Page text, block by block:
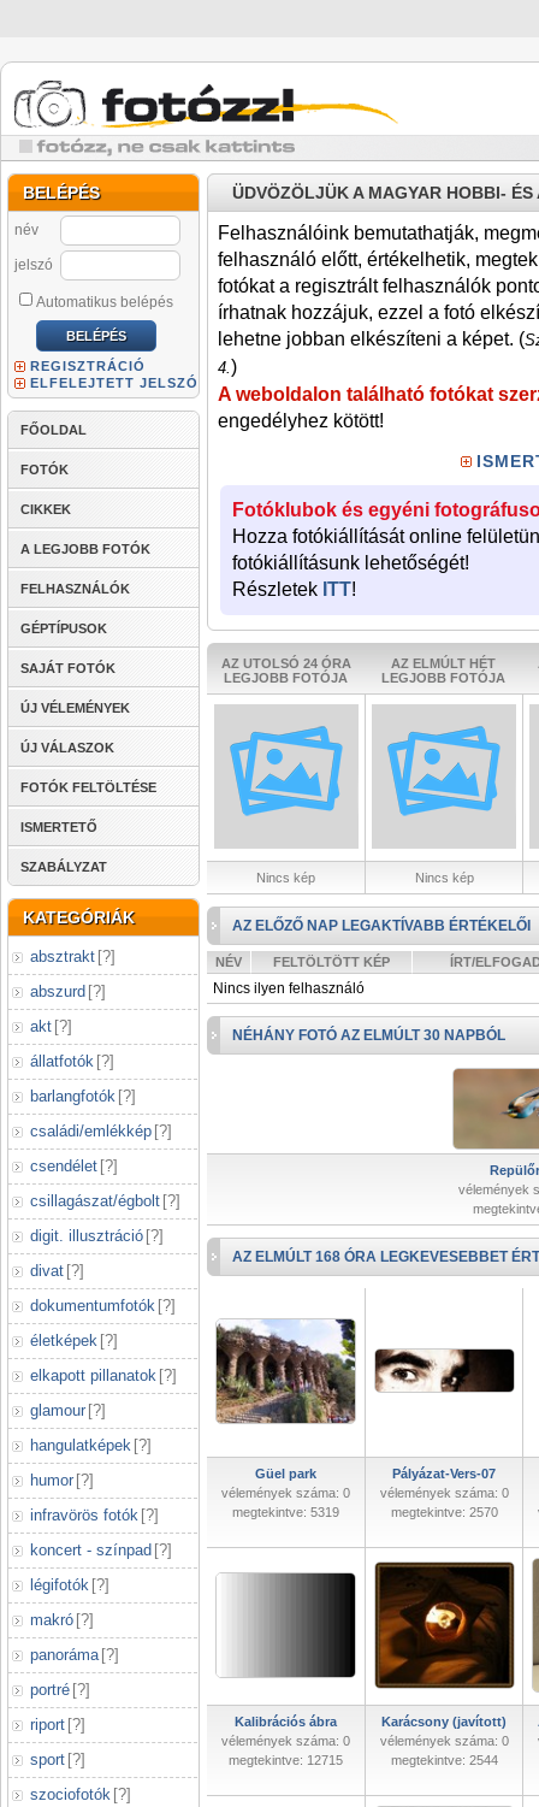
BELÉPÉS
név
jelszó
Automatikus belépés
REGISZTRÁCIÓ
ELFELEJTETT JELSZÓ
FŐOLDAL
FOTÓK
CIKKEK
A LEGJOBB FOTÓK
FELHASZNÁLÓK
GÉPTÍPUSOK
SAJÁT FOTÓK
ÚJ VÉLEMÉNYEK
ÚJ VÁLASZOK
FOTÓK FELTÖLTÉSE
ISMERTETŐ
SZABÁLYZAT
KATEGÓRIÁK
absztrakt [?]
abszurd [?]
akt [?]
állatfotók [?]
barlangfotók [?]
családi/emlékkép [?]
csendélet [?]
csillagászat/égbolt [?]
digit. illusztráció [?]
divat [?]
dokumentumfotók [?]
életképek [?]
elkapott pillanatok [?]
glamour [?]
hangulatképek [?]
humor [?]
infravörös fotók [?]
koncert - színpad [?]
légifotók [?]
makró [?]
panoráma [?]
portré [?]
riport [?]
sport [?]
szociofotók [?]
ÜDVÖZÖLJÜK A MAGYAR HOBBI-
Felhasználóink bemutathatják,
felhasználó előtt, értékelhetik,
fotókat a regisztrált felhasználók
írhatnak hozzájuk, ezzel a fotó
lehetne jobban elkészíteni a képet. (
4.)
A weboldalon található fotókat
engedélyhez kötött!
Fotóklubok és egyéni
Hozza fotókiállítását online
fotókiállításunk lehetőségét!
Részletek ITT!
AZ UTOLSÓ 24 ÓRA
LEGJOBB FOTÓJA
AZ ELMÚLT HÉT
LEGJOBB FOTÓJA
Nincs kép Nincs kép
AZ ELŐZŐ NAP LEGAKTÍVABB ÉRTÉKELŐI
NÉV FELTÖLTÖTT KÉP ÍRT/
Nincs ilyen felhasználó
NÉHÁNY FOTÓ AZ ELMÚLT 30 NAPBÓL
vélemények
AZ ELMÚLT 168 ÓRA LEGKEVESEBBET
Güel park
vélemények száma: 0
megtekintve: 5319
Pályázat-Vers-07
vélemények száma: 0
megtekintve: 2570
Kalibrációs ábra
vélemények száma: 0
megtekintve: 12715
Karácsony (javított)
vélemények száma: 0
megtekintve: 2544